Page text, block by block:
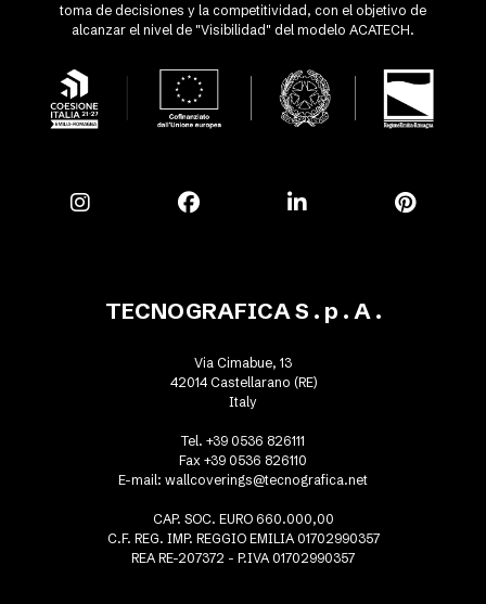
toma de decisiones y la competitividad, con el objetivo de
alcanzar el nivel de "Visibilidad" del modelo ACATECH.
TECNOGRAFICA S . p . A .
Via Cimabue, 13
42014 Castellarano (RE)
Italy
Tel. +39 0536 826111
Fax +39 0536 826110
E-mail: wallcoverings@tecnografica.net
CAP. SOC. EURO 660.000,00
C.F. REG. IMP. REGGIO EMILIA 01702990357
REA RE-207372 - P.IVA 01702990357